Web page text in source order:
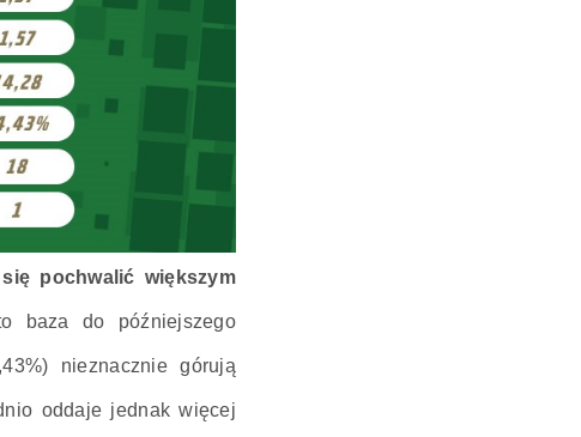
się pochwalić większym
baza do późniejszego
nieznacznie górują
oddaje jednak więcej